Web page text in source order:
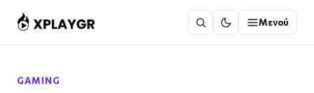
στο
περιεχόμενο
Μενού
GAMING